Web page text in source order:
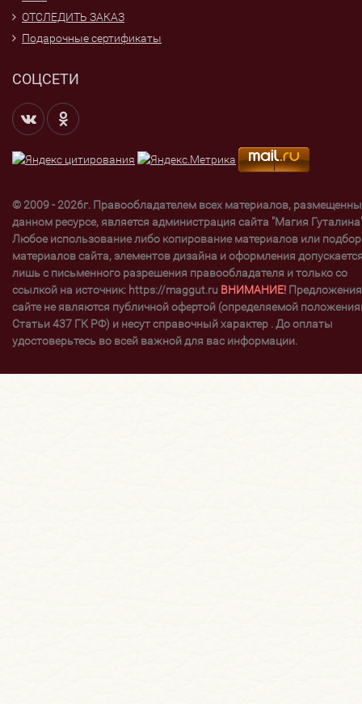
ОТСЛЕДИТЬ ЗАКАЗ
Подарочные сертификаты
СОЦСЕТИ
© 2009 - 2026г. Правообладателем всех материалов,
данном ресурсе, является администрация сайта "Магия
Любое использование либо копирование материалов или
материалов сайта, элементов дизайна и оформления
лишь с письменного разрешения правообладателя и только со
ссылкой на источник: https://maggut.ru ВНИМАНИЕ!
сайте не являются публичной офертой (определяемой
Статьи 437 ГК РФ) и несут справочный характер . До оплаты
удостоверьтесь во всей важной для вас информации.